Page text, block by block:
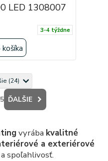
LED 1308007
3-4 týždne
(24)
ĎALŠIE
vyrába kvalitné
a exteriérové
spoľahlivosť.